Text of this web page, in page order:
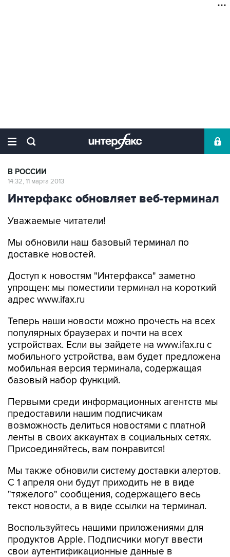
В РОССИИ
14:32, 11 марта 2013
Интерфакс обновляет веб-терминал
Уважаемые читатели!
Мы обновили наш базовый терминал по
доставке новостей.
Доступ к новостям "Интерфакса" заметно
упрощен: мы поместили терминал на короткий
адрес www.ifax.ru
Теперь наши новости можно прочесть на всех
популярных браузерах и почти на всех
устройствах. Если вы зайдете на www.ifax.ru с
мобильного устройства, вам будет предложена
мобильная версия терминала, содержащая
базовый набор функций.
Первыми среди информационных агентств мы
предоставили нашим подписчикам
возможность делиться новостями с платной
ленты в своих аккаунтах в социальных сетях.
Присоединяйтесь, вам понравится!
Мы также обновили систему доставки алертов.
С 1 апреля они будут приходить не в виде
"тяжелого" сообщения, содержащего весь
текст новости, а в виде ссылки на терминал.
Воспользуйтесь нашими приложениями для
продуктов Apple. Подписчики могут ввести
свои аутентификационные данные в